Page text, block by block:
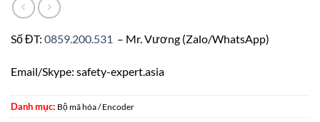
Số ĐT: 0859.200.531 – Mr. Vương (Zalo/WhatsApp)
Email/Skype: safety-expert.asia
Danh mục: Bộ mã hóa / Encoder